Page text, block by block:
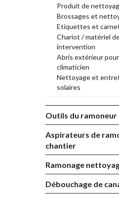
Produit de
Brossages et
Etiquettes et
Chariot / matériel
intervention
Abris extérieur
climaticien
Nettoyage et
solaires
Outils du ramoneur
Aspirateurs de
chantier
Ramonage
Débouchage de